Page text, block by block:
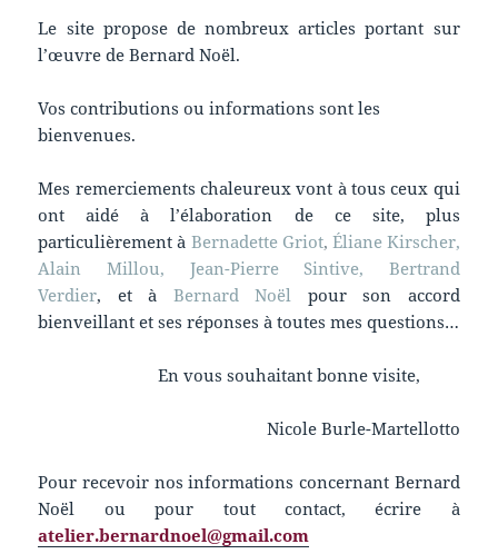
Le site propose de nombreux articles portant sur
l’œuvre de Bernard Noël.
Vos contributions ou informations sont les
bienvenues.
Mes remerciements chaleureux vont à tous ceux qui
ont aidé à l’élaboration de ce site, plus
particulièrement à Bernadette Griot, Éliane Kirscher,
Alain Millou, Jean-Pierre Sintive, Bertrand
Verdier, et à Bernard Noël
pour son accord
bienveillant et ses réponses à toutes mes questions…
En vous souhaitant bonne visite,
Nicole Burle-Martellotto
Pour recevoir nos informations concernant Bernard
Noël ou pour tout contact, écrire à
atelier.bernardnoel@gmail.com